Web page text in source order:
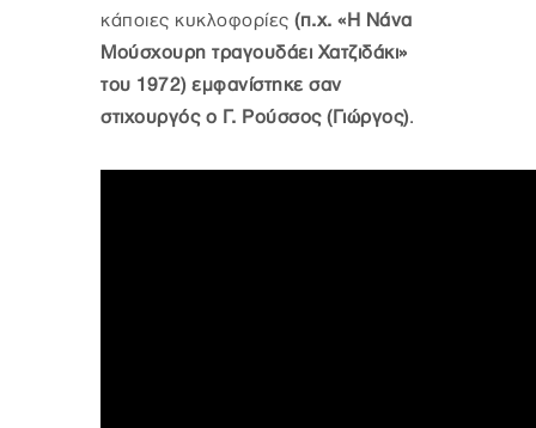
κάποιες κυκλοφορίες (π.χ. «Η Νάνα
Μούσχουρη τραγουδάει Χατζιδάκι»
του 1972) εμφανίστηκε σαν
στιχουργός ο Γ. Ρούσσος (Γιώργος).